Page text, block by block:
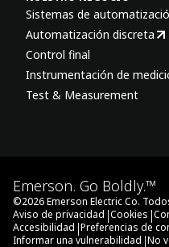
Sistemas de
Automatización discreta
Control final
Instrumentación de
Test & Measurement
Emerson. Go Boldly.™
©2026Emerson Electric Co.
Aviso de privacidad |Cookies |
Accesibilidad |Preferencias de
Informar una vulnerabilidad |No